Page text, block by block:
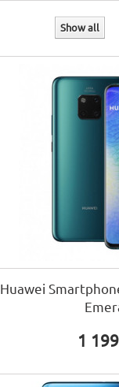
Show all
Huawei
1